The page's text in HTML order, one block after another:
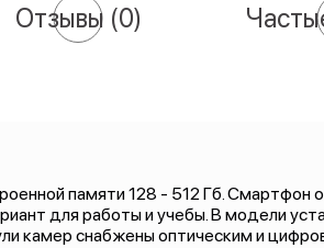
Отзывы (0)
памяти 128 - 512 Гб.
для работы и учебы. В модели
камер снабжены оптическим и